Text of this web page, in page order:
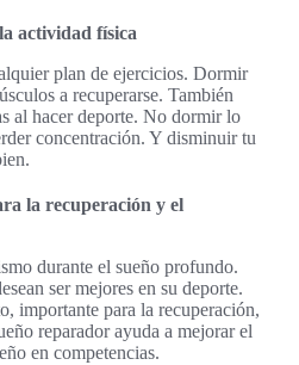
actividad física
plan de ejercicios. Dormir
a recuperarse. También
al hacer deporte. No dormir lo
concentración. Y disminuir tu
la recuperación y el
durante el sueño profundo.
ser mejores en su deporte.
importante para la recuperación,
reparador ayuda a mejorar el
en competencias.